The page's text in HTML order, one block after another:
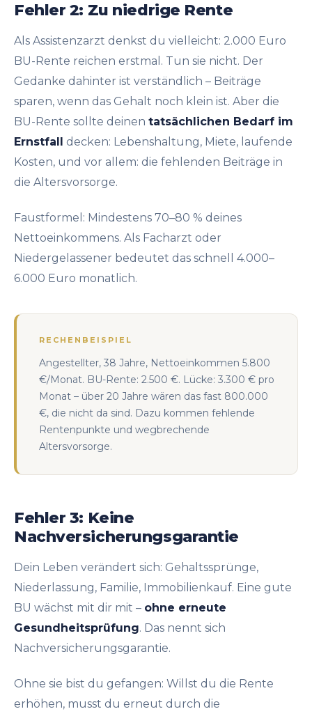
Fehler 2: Zu niedrige Rente
Als Assistenzarzt denkst du vielleicht: 2.000 Euro
BU-Rente reichen erstmal. Tun sie nicht. Der
Gedanke dahinter ist verständlich – Beiträge
sparen, wenn das Gehalt noch klein ist. Aber die
BU-Rente sollte deinen tatsächlichen Bedarf im
Ernstfall decken: Lebenshaltung, Miete, laufende
Kosten, und vor allem: die fehlenden Beiträge in
die Altersvorsorge.
Faustformel: Mindestens 70–80 % deines
Nettoeinkommens. Als Facharzt oder
Niedergelassener bedeutet das schnell 4.000–
6.000 Euro monatlich.
RECHENBEISPIEL
Angestellter, 38 Jahre, Nettoeinkommen 5.800
€/Monat. BU-Rente: 2.500 €. Lücke: 3.300 € pro
Monat – über 20 Jahre wären das fast 800.000
€, die nicht da sind. Dazu kommen fehlende
Rentenpunkte und wegbrechende
Altersvorsorge.
Fehler 3: Keine
Nachversicherungsgarantie
Dein Leben verändert sich: Gehaltssprünge,
Niederlassung, Familie, Immobilienkauf. Eine gute
BU wächst mit dir mit – ohne erneute
Gesundheitsprüfung. Das nennt sich
Nachversicherungsgarantie.
Ohne sie bist du gefangen: Willst du die Rente
erhöhen, musst du erneut durch die